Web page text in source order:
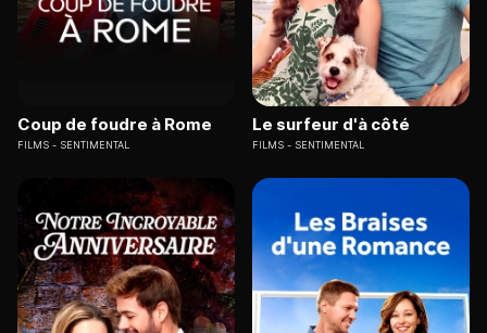
Coup de foudre à Rome
FILMS SENTIMENTAL
Le surfeur d'à côté
FILMS SENTIMENTAL